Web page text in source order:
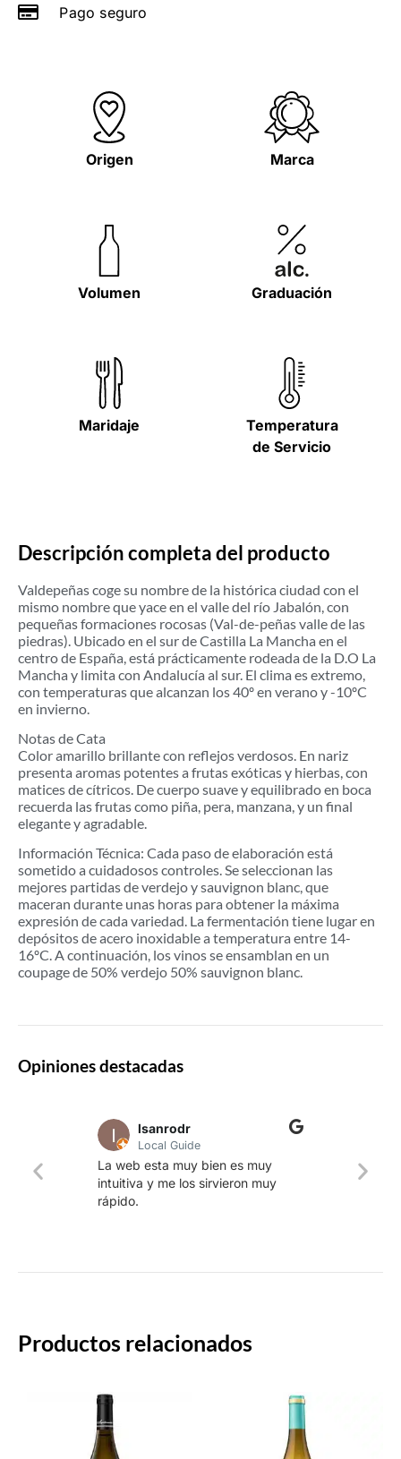
Pago seguro
Origen Marca
Volumen Graduación
Maridaje
Temperatura
de Servicio
Descripción completa del producto
Valdepeñas coge su nombre de la histórica ciudad con el
mismo nombre que yace en el valle del río Jabalón, con
pequeñas formaciones rocosas (Val-de-peñas valle de las
piedras). Ubicado en el sur de Castilla La Mancha en el
centro de España, está prácticamente rodeada de la D.O La
Mancha y limita con Andalucía al sur. El clima es extremo,
con temperaturas que alcanzan los 40º en verano y -10ºC
en invierno.
Notas de Cata
Color amarillo brillante con reflejos verdosos. En nariz
presenta aromas potentes a frutas exóticas y hierbas, con
matices de cítricos. De cuerpo suave y equilibrado en boca
recuerda las frutas como piña, pera, manzana, y un final
elegante y agradable.
Información Técnica: Cada paso de elaboración está
sometido a cuidadosos controles. Se seleccionan las
mejores partidas de verdejo y sauvignon blanc, que
maceran durante unas horas para obtener la máxima
expresión de cada variedad. La fermentación tiene lugar en
depósitos de acero inoxidable a temperatura entre 14-
16ºC. A continuación, los vinos se ensamblan en un
coupage de 50% verdejo 50% sauvignon blanc.
Opiniones destacadas
lsanrodr
Local Guide
La web esta muy bien es muy
intuitiva y me los sirvieron muy
rápido.
Productos relacionados